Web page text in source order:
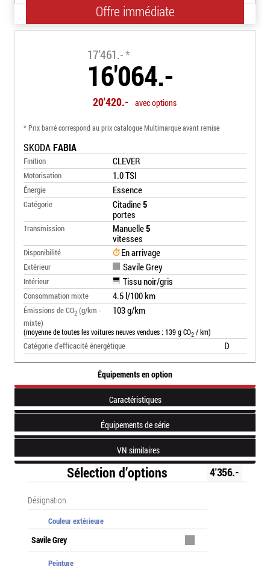
Équipements en option
Caractéristiques
Équipements de série
VN similaires
Sélection d’options 4'356.-
Désignation
Couleur extérieure
Savile Grey
Peinture
17'461.-*
16'064.-
20'420.- avec options
* Prix barré correspond au prix catalogue Multimarque avant remise
SKODAFABIA
Finition CLEVER
Motorisation 1.0 TSI
Énergie Essence
Catégorie Citadine5
portes
Transmission Manuelle5
vitesses
Disponibilité En arrivage
Extérieur Savile Grey
Intérieur Tissu noir/gris
Consommation mixte 4.5 l/100 km
Émissions de CO2 (g/km -
mixte)
103 g/km
(moyenne de toutes les voitures neuves vendues : 139 g CO2 / km)
Catégorie d’efficacité énergétique D